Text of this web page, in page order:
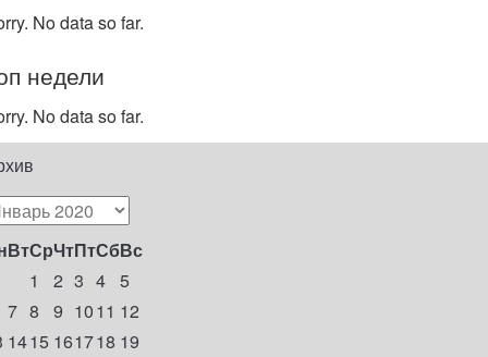
No data so far.
недели
No data so far.
ВтСрЧтПтСбВс
1 2 3 4 5
7 8 9 1011 12
1415 161718 19